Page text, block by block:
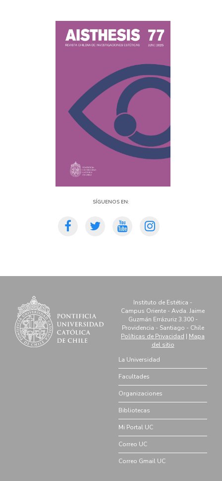
Síguenos en:
Instituto de Estética -
Campus Oriente - Avda. Jaime
Guzmán Errázuriz 3.300 -
Providencia - Santiago - Chile
Políticas de Privacidad | Mapa
del sitio
La Universidad
Facultades
Organizaciones
Bibliotecas
Mi Portal UC
Correo UC
Correo Gmail UC